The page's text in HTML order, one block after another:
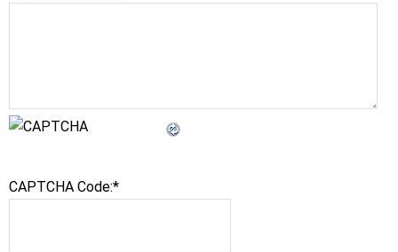
CAPTCHA Code:*